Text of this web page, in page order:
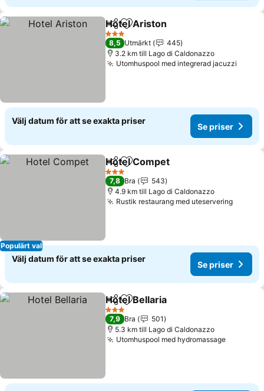
Dela Lägg till i Mina Favoriter
Hotel Ariston
3 Stjärnor
8,5 Utmärkt
445
3.2 km till Lago di Caldonazzo
Utomhuspool med integrerad jacuzzi
Välj datum för att se exakta priser
Se priser
Populärt val
Dela Lägg till i Mina Favoriter
Hotel Compet
3 Stjärnor
7,8 Bra
543
4.9 km till Lago di Caldonazzo
Rustik restaurang med uteservering
Välj datum för att se exakta priser
Se priser
Dela Lägg till i Mina Favoriter
Hotel Bellaria
3 Stjärnor
7,9 Bra
501
5.3 km till Lago di Caldonazzo
Utomhuspool med hydromassage